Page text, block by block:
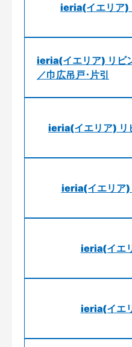
ieria(イエリア)
ieria(イエリア) リビ
／巾広吊戸･片引
ieria(イエリア) リ
ieria(イエリア)
ieria(イエ
ieria(イエ